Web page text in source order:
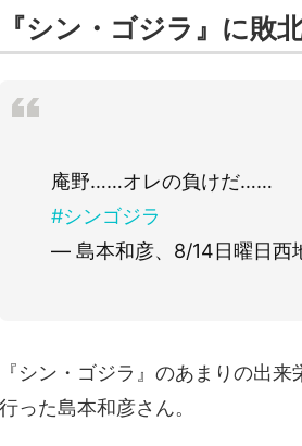
『シン・ゴジラ』に敗
庵野……オレの負けだ……
#シンゴジラ
— 島本和彦、8/14日曜日西
『シン・ゴジラ』のあまりの出
行った島本和彦さん。